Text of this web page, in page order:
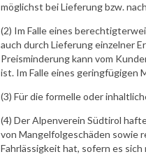
möglichst bei Lieferung bzw.
(2) Im Falle eines
auch durch Lieferung einzelner
Preisminderung kann vom
ist. Im Falle eines geringfügigen
(3) Für die formelle oder
(4) Der Alpenverein Südtirol
von Mangelfolgeschäden sowie
Fahrlässigkeit hat, sofern es